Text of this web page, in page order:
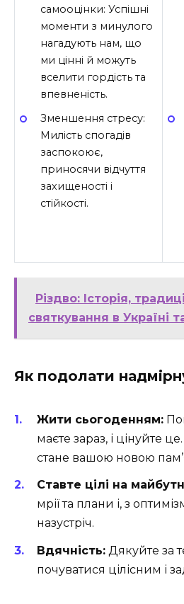
самооцінки: Успішні
моменти з минулого
нагадують нам, що
ми цінні й можуть
вселити гордість та
впевненість.
Зменшення стресу:
Милість спогадів
заспокоює,
приносячи відчуття
захищеності і
стійкості.
Різдво: Історія,
святкування в Україні та
Як подолати
Жити сьогоденням:
маєте зараз, і цінуйте
стане вашою новою
Ставте цілі на
мрії та плани і, з
назустріч.
Вдячність: Дякуйте за
почуватися цілісним і